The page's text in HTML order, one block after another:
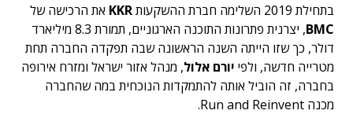
בתחילת 2019 השלימה חברת ההשקעות KKR את הרכישה של
BMC
, יצרנית פתרונות התוכנה הארגוניים, תמורת 8.3 מיליארד
דולר, כך שזו הייתה השנה הראשונה שבה תפקדה החברה תחת
מטרייה חדשה, ולפי יורם אלול, מנהל אזור ישראל ומזרח אירופה
בחברה, זה הוביל אותה להתמקדות הנוכחית במה שהחברה
מכנה Run and Reinvent.